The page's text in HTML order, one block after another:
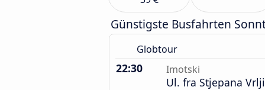
Günstigste Busfahrten
Globtour
22:30 Imotski
Ul. fra Stjepana